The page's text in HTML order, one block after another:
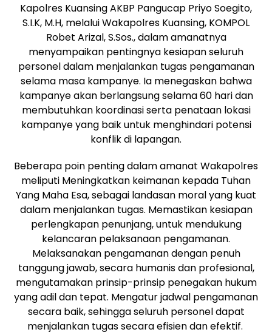
Kapolres Kuansing AKBP Pangucap Priyo Soegito,
S.I.K, M.H, melalui Wakapolres Kuansing, KOMPOL
Robet Arizal, S.Sos., dalam amanatnya
menyampaikan pentingnya kesiapan seluruh
personel dalam menjalankan tugas pengamanan
selama masa kampanye. Ia menegaskan bahwa
kampanye akan berlangsung selama 60 hari dan
membutuhkan koordinasi serta penataan lokasi
kampanye yang baik untuk menghindari potensi
konflik di lapangan.
Beberapa poin penting dalam amanat Wakapolres
meliputi Meningkatkan keimanan kepada Tuhan
Yang Maha Esa, sebagai landasan moral yang kuat
dalam menjalankan tugas. Memastikan kesiapan
perlengkapan penunjang, untuk mendukung
kelancaran pelaksanaan pengamanan.
Melaksanakan pengamanan dengan penuh
tanggung jawab, secara humanis dan profesional,
mengutamakan prinsip-prinsip penegakan hukum
yang adil dan tepat. Mengatur jadwal pengamanan
secara baik, sehingga seluruh personel dapat
menjalankan tugas secara efisien dan efektif.